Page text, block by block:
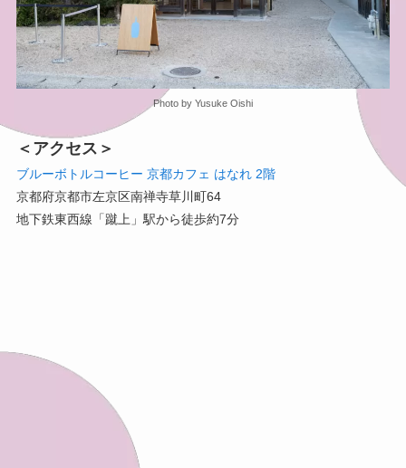
Photo by Yusuke Oishi
＜アクセス＞
ブルーボトルコーヒー 京都カフェ はなれ 2階
京都府京都市左京区南禅寺草川町64
地下鉄東西線「蹴上」駅から徒歩約7分